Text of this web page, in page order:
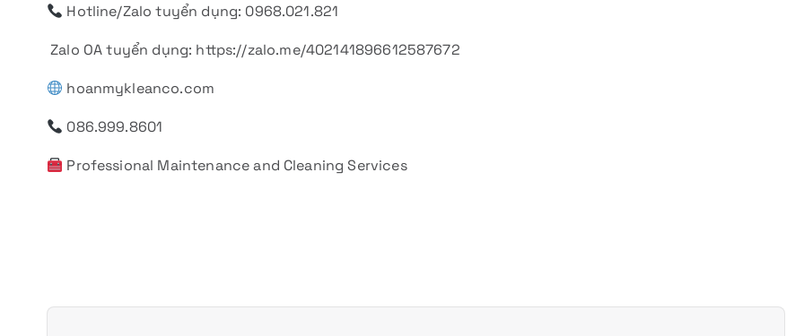
Hotline/Zalo tuyển dụng: 0968.021.821
Zalo OA tuyển dụng: https://zalo.me/402141896612587672
hoanmykleanco.com
086.999.8601
Professional Maintenance and Cleaning Services